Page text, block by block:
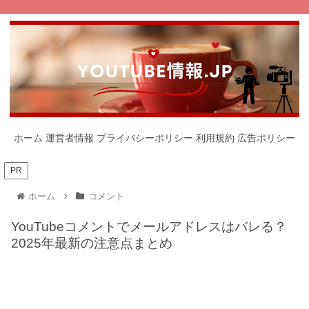
ホーム 運営者情報 プライバシーポリシー 利用規約 広告ポリシー
PR
ホーム コメント
YouTubeコメントでメールアドレスはバレる？
2025年最新の注意点まとめ